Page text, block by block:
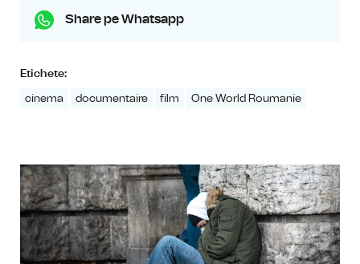
Share pe Whatsapp
Etichete:
cinema documentaire film One World Roumanie